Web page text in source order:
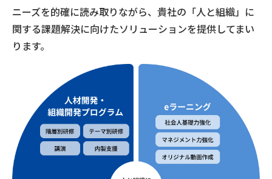
ニーズを的確に読み取りながら、貴社の「人と組織」に
関する課題解決に向けたソリューションを提供してまい
ります。